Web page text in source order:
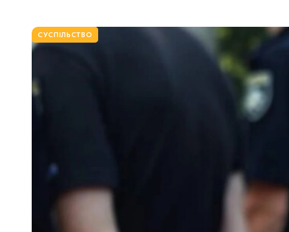
СУСПІЛЬСТВО